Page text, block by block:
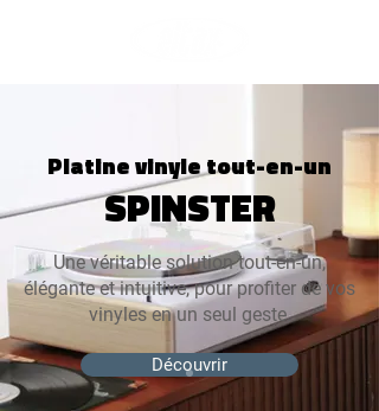
Platine vinyle tout-en-un
SPINSTER
Une véritable solution tout-en-un,
élégante et intuitive, pour profiter de vos
vinyles en un seul geste.
Découvrir